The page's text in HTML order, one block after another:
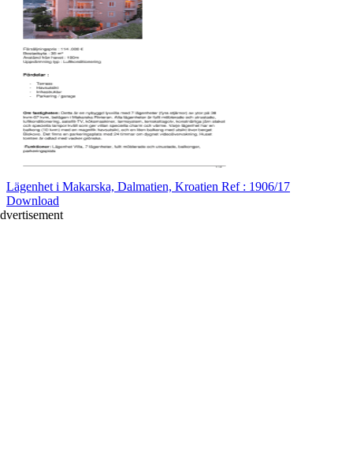
Lägenhet i Makarska, Dalmatien, Kroatien Ref : 1906/17
Download